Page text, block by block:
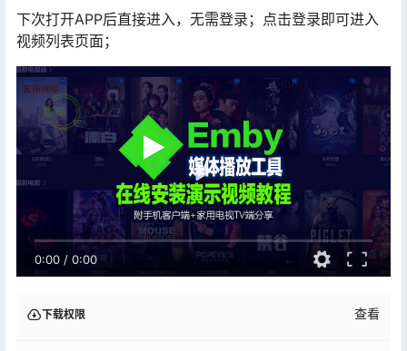
下次打开APP后直接进入，无需登录；点击登录即可进入
视频列表页面；
0:00 / 0:00
下载权限 查看